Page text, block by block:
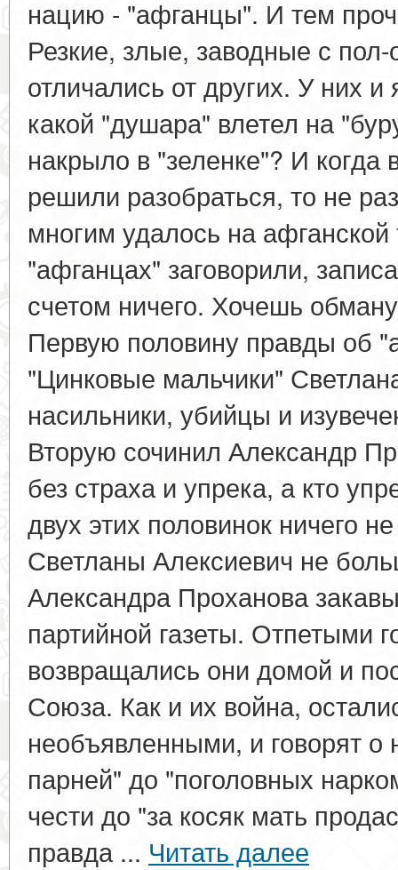
нацию - "афганцы". И тем
Резкие, злые, заводные с
отличались от других. У них
какой "душара" влетел на
накрыло в "зеленке"? И когда
решили разобраться, то не
многим удалось на
"афганцах" заговорили,
счетом ничего. Хочешь
Первую половину правды об
"Цинковые мальчики"
насильники, убийцы и
Вторую сочинил Александр
без страха и упрека, а кто
двух этих половинок ничего
Светланы Алексиевич не
Александра Проханова
партийной газеты. Отпетыми
возвращались они домой и
Союза. Как и их война,
необъявленными, и говорят о
парней" до "поголовных
чести до "за косяк мать
правда ... Читать далее